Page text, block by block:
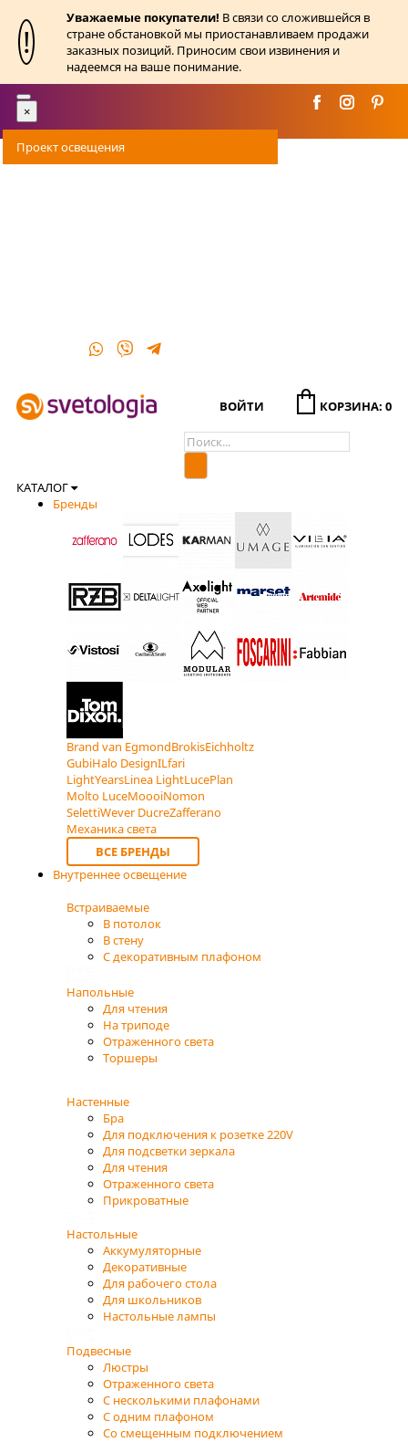
!
Уважаемые покупатели! В связи со сложившейся в
стране обстановкой мы приостанавливаем продажи
заказных позиций. Приносим свои извинения и
надеемся на ваше понимание.
Toggle
navigation
×
Проект освещения
ВОЙТИ КОРЗИНА: 0
КАТАЛОГ
Бренды
Brand van EgmondBrokisEichholtz
GubiHalo DesignILfari
LightYearsLinea LightLucePlan
Molto LuceMoooiNomon
SelettiWever DucreZafferano
Механика света
ВСЕ БРЕНДЫ
Внутреннее освещение
Встраиваемые
В потолок
В стену
С декоративным плафоном
Напольные
Для чтения
На триподе
Отраженного света
Торшеры
Настенные
Бра
Для подключения к розетке 220V
Для подсветки зеркала
Для чтения
Отраженного света
Прикроватные
Настольные
Аккумуляторные
Декоративные
Для рабочего стола
Для школьников
Настольные лампы
Подвесные
Люстры
Отраженного света
С несколькими плафонами
С одним плафоном
Со смещенным подключением